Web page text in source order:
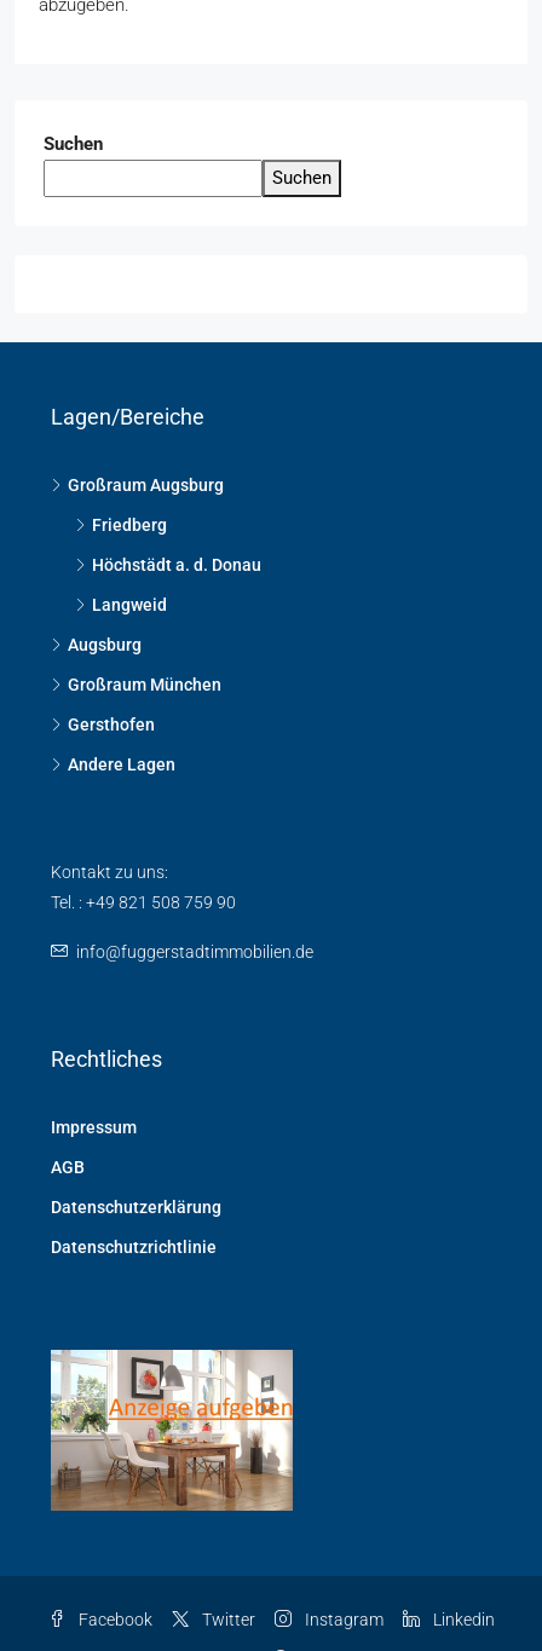
Suchen
Suchen
Lagen/Bereiche
Großraum Augsburg
Friedberg
Höchstädt a. d. Donau
Langweid
Augsburg
Großraum München
Gersthofen
Andere Lagen
Kontakt zu uns:
Tel. : +49 821 508 759 90
info@fuggerstadtimmobilien.de
Rechtliches
Impressum
AGB
Datenschutzerklärung
Datenschutzrichtlinie
Facebook Twitter Instagram Linkedin